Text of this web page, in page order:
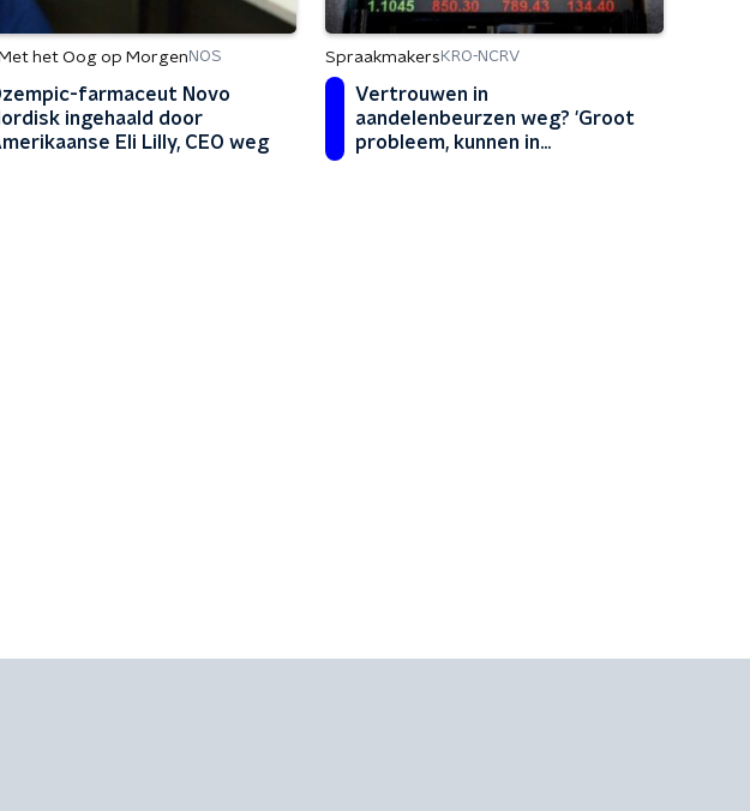
het Oog op Morgen NOS
farmaceut Novo
ingehaald door
Eli Lilly, CEO weg
Spraakmakers KRO-NCRV
Vertrouwen in
aandelenbeurzen weg? 'Groot
probleem, kunnen in